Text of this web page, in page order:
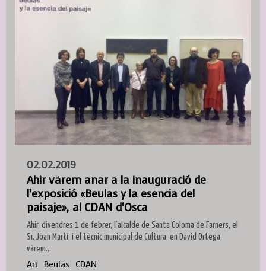
02.02.2019
Ahir vàrem anar a la inauguració de
l’exposició «Beulas y la esencia del
paisaje», al CDAN d’Osca
Ahir, divendres 1 de febrer, l’alcalde de Santa Coloma de Farners, el
Sr. Joan Martí, i el tècnic municipal de Cultura, en David Ortega,
vàrem...
Art Beulas CDAN